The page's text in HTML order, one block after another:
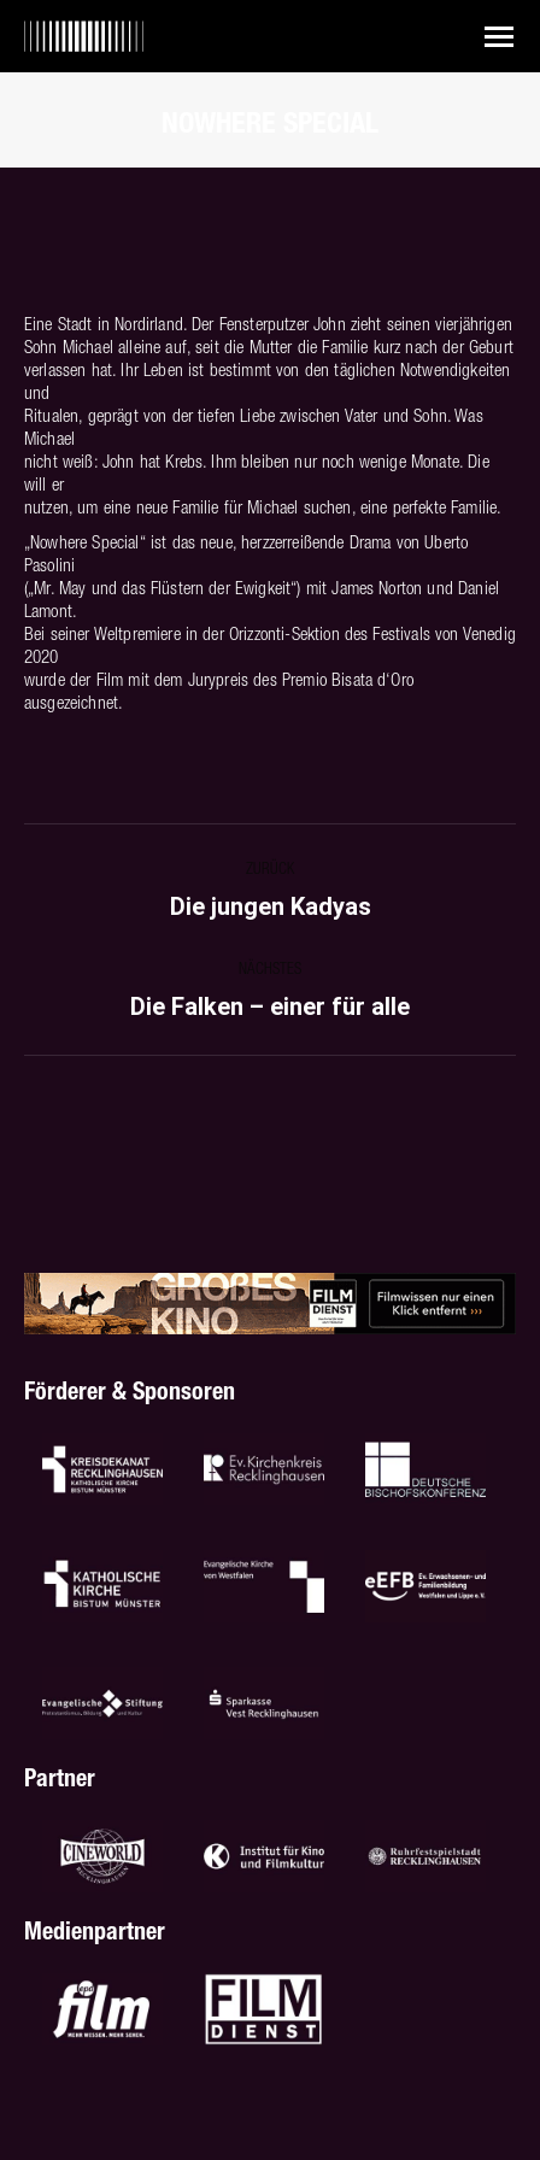
Sie befinden sich hier:
Eine Stadt in Nordirland. Der Fensterputzer John zieht seinen vierjährigen
Sohn Michael alleine auf, seit die Mutter die Familie kurz nach der Geburt
verlassen hat. Ihr Leben ist bestimmt von den täglichen Notwendigkeiten
und
Ritualen, geprägt von der tiefen Liebe zwischen Vater und Sohn. Was
Michael
nicht weiß: John hat Krebs. Ihm bleiben nur noch wenige Monate. Die
will er
nutzen, um eine neue Familie für Michael suchen, eine perfekte Familie.
„Nowhere Special“ ist das neue, herzzerreißende Drama von Uberto
Pasolini
(„Mr. May und das Flüstern der Ewigkeit“) mit James Norton und Daniel
Lamont.
Bei seiner Weltpremiere in der Orizzonti-Sektion des Festivals von Venedig
2020
wurde der Film mit dem Jurypreis des Premio Bisata d‘Oro
ausgezeichnet.
NAVIGATION
Previous
Die jungen Kadyas
Next
Die Falken – einer für alle
Förderer & Sponsoren
Partner
Medienpartner